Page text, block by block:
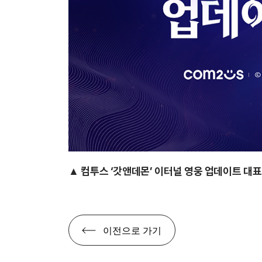
▲ 컴투스 ‘갓앤데몬’ 이터널 영웅 업데이트 대
이전으로 가기